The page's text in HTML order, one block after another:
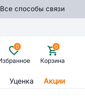
Все способы связи
0
Корзина
0
Уценка Акции